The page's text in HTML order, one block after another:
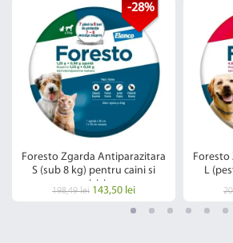
-28%
Foresto Zgarda Antiparazitara
S (sub 8 kg) pentru caini si
pisici
198,49 lei 143,50 lei
Foresto
L